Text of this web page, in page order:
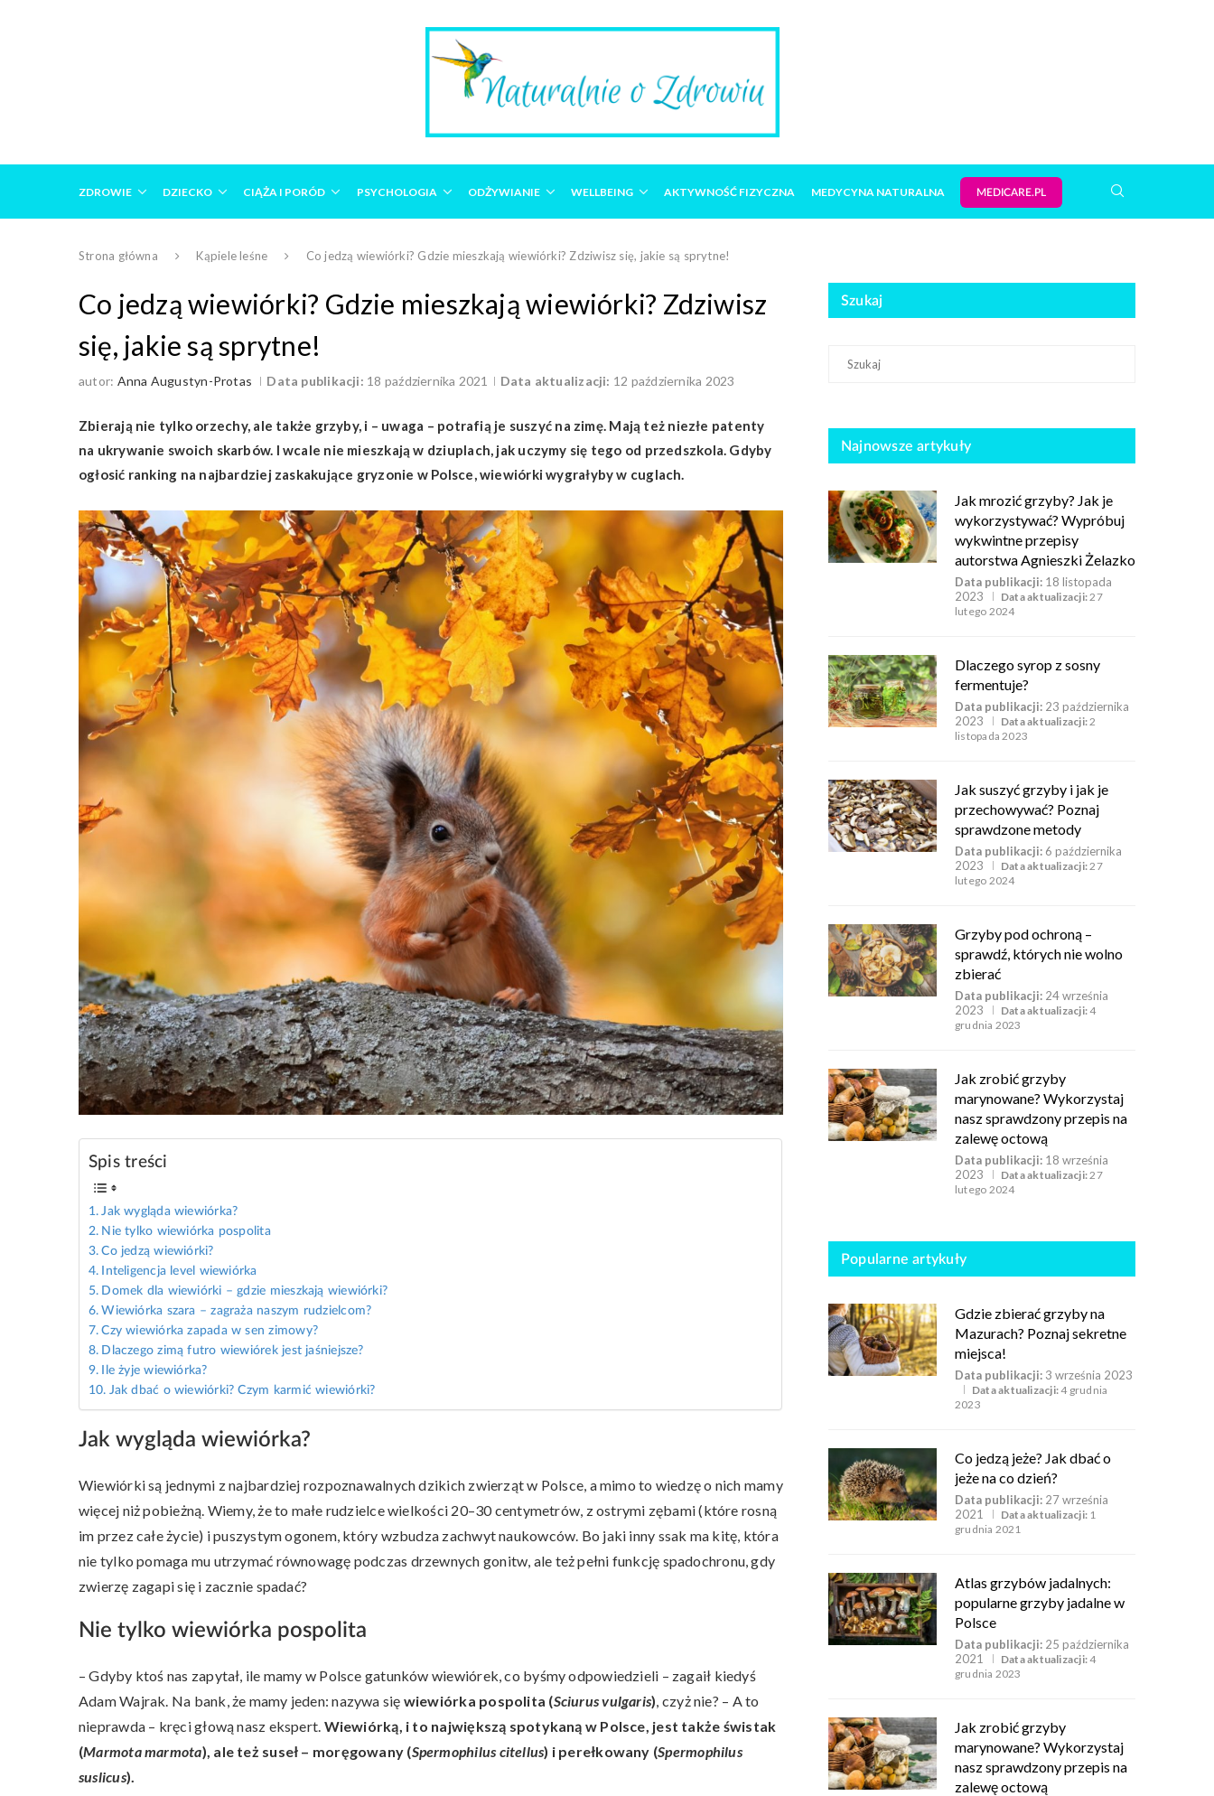
ZDROWIE DZIECKO CIĄŻA I PORÓD PSYCHOLOGIA ODŻYWIANIE WELLBEING AKTYWNOŚĆ FIZYCZNA MEDYCYNA NATURALNA MEDICARE.PL
Strona główna Kąpiele leśne Co jedzą wiewiórki? Gdzie mieszkają wiewiórki? Zdziwisz się, jakie są sprytne!
Co jedzą wiewiórki? Gdzie mieszkają wiewiórki? Zdziwisz
się, jakie są sprytne!
autor: Anna Augustyn-Protas Data publikacji: 18 października 2021 Data aktualizacji: 12 października 2023
Zbierają nie tylko orzechy, ale także grzyby, i – uwaga – potrafią je suszyć na zimę. Mają też niezłe patenty
na ukrywanie swoich skarbów. I wcale nie mieszkają w dziuplach, jak uczymy się tego od przedszkola. Gdyby
ogłosić ranking na najbardziej zaskakujące gryzonie w Polsce, wiewiórki wygrałyby w cuglach.
Spis treści
Jak wygląda wiewiórka?
Nie tylko wiewiórka pospolita
Co jedzą wiewiórki?
Inteligencja level wiewiórka
Domek dla wiewiórki – gdzie mieszkają wiewiórki?
Wiewiórka szara – zagraża naszym rudzielcom?
Czy wiewiórka zapada w sen zimowy?
Dlaczego zimą futro wiewiórek jest jaśniejsze?
Ile żyje wiewiórka?
Jak dbać o wiewiórki? Czym karmić wiewiórki?
Jak wygląda wiewiórka?
Wiewiórki są jednymi z najbardziej rozpoznawalnych dzikich zwierząt w Polsce, a mimo to wiedzę o nich mamy
więcej niż pobieżną. Wiemy, że to małe rudzielce wielkości 20–30 centymetrów, z ostrymi zębami (które rosną
im przez całe życie) i puszystym ogonem, który wzbudza zachwyt naukowców. Bo jaki inny ssak ma kitę, która
nie tylko pomaga mu utrzymać równowagę podczas drzewnych gonitw, ale też pełni funkcję spadochronu, gdy
zwierzę zagapi się i zacznie spadać?
Nie tylko wiewiórka pospolita
– Gdyby ktoś nas zapytał, ile mamy w Polsce gatunków wiewiórek, co byśmy odpowiedzieli – zagaił kiedyś
Adam Wajrak. Na bank, że mamy jeden: nazywa się wiewiórka pospolita (Sciurus vulgaris) , czyż nie? – A to
nieprawda – kręci głową nasz ekspert. Wiewiórką, i to największą spotykaną w Polsce, jest także świstak
(Marmota marmota), ale też suseł – moręgowany (Spermophilus citellus) i perełkowany (Spermophilus
suslicus).
Szukaj
Najnowsze artykuły
Jak mrozić grzyby? Jak je
wykorzystywać? Wypróbuj
wykwintne przepisy
autorstwa Agnieszki Żelazko
Data publikacji: 18 listopada
2023
Data aktualizacji:27
lutego 2024
Dlaczego syrop z sosny
fermentuje?
Data publikacji: 23 października
2023
Data aktualizacji:2
listopada 2023
Jak suszyć grzyby i jak je
przechowywać? Poznaj
sprawdzone metody
Data publikacji: 6 października
2023
Data aktualizacji:27
lutego 2024
Grzyby pod ochroną –
sprawdź, których nie wolno
zbierać
Data publikacji: 24 września
2023
Data aktualizacji:4
grudnia 2023
Jak zrobić grzyby
marynowane? Wykorzystaj
nasz sprawdzony przepis na
zalewę octową
Data publikacji: 18 września
2023
Data aktualizacji:27
lutego 2024
Popularne artykuły
Gdzie zbierać grzyby na
Mazurach? Poznaj sekretne
miejsca!
Data publikacji: 3 września 2023
Data aktualizacji:4 grudnia
2023
Co jedzą jeże? Jak dbać o
jeże na co dzień?
Data publikacji: 27 września
2021
Data aktualizacji: 1
grudnia 2021
Atlas grzybów jadalnych:
popularne grzyby jadalne w
Polsce
Data publikacji: 25 października
2021
Data aktualizacji:4
grudnia 2023
Jak zrobić grzyby
marynowane? Wykorzystaj
nasz sprawdzony przepis na
zalewę octową